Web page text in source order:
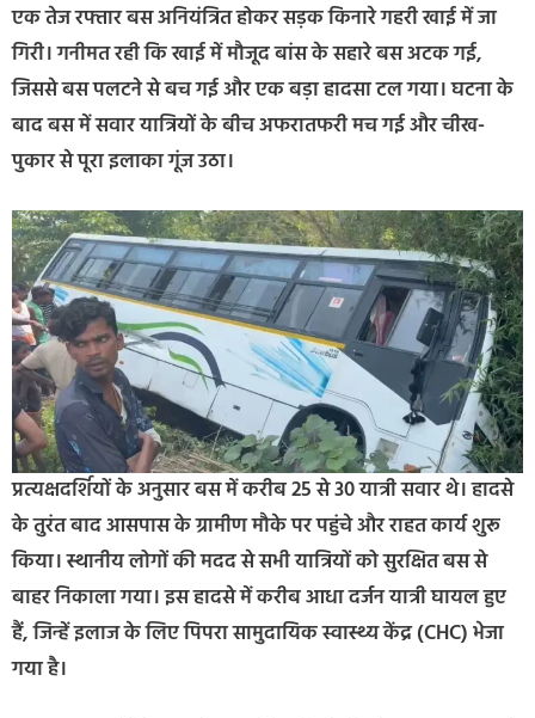
एक तेज रफ्तार बस अनियंत्रित होकर सड़क किनारे गहरी खाई में जा
गिरी। गनीमत रही कि खाई में मौजूद बांस के सहारे बस अटक गई,
जिससे बस पलटने से बच गई और एक बड़ा हादसा टल गया। घटना के
बाद बस में सवार यात्रियों के बीच अफरातफरी मच गई और चीख-
पुकार से पूरा इलाका गूंज उठा।
प्रत्यक्षदर्शियों के अनुसार बस में करीब 25 से 30 यात्री सवार थे। हादसे
के तुरंत बाद आसपास के ग्रामीण मौके पर पहुंचे और राहत कार्य शुरू
किया। स्थानीय लोगों की मदद से सभी यात्रियों को सुरक्षित बस से
बाहर निकाला गया। इस हादसे में करीब आधा दर्जन यात्री घायल हुए
हैं, जिन्हें इलाज के लिए पिपरा सामुदायिक स्वास्थ्य केंद्र (CHC) भेजा
गया है।